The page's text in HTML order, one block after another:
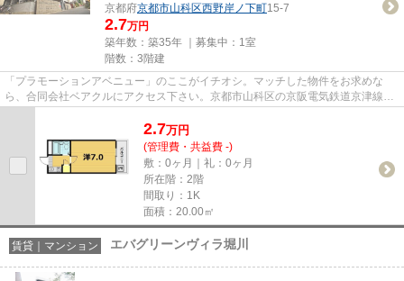
京都府京都市山科区西野岸ノ下町15-7
2.7万円
築年数：築35年 ｜募集中： 1室
階数：3階建
「プラモーションアベニュー」のここがイチオシ。マッチした物件をお求めな
ら、合同会社ベアクルにアクセス下さい。京都市山科区の京阪電気鉄道京津線御
2.7万円
(管理費・共益費 -)
敷：0ヶ月｜礼：0ヶ月
所在階：2階
間取り：1K
面積：20.00㎡
賃貸｜マンション エバグリーンヴィラ堀川